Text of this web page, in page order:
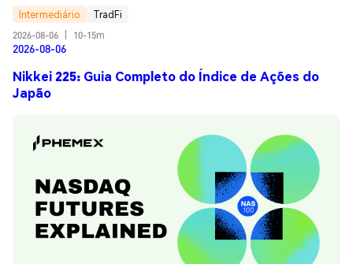
Intermediário
TradFi
2026-08-06
10-15m
2026-08-06
Nikkei 225: Guia Completo do Índice de Ações do
Japão